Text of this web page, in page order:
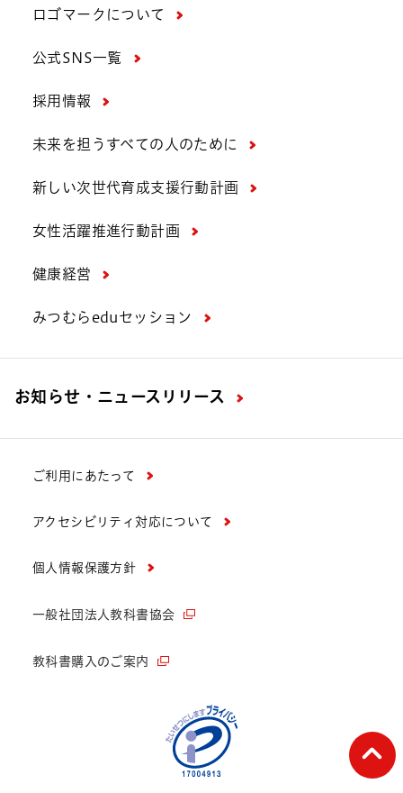
ロゴマークについて
公式SNS一覧
採用情報
未来を担うすべての人のために
新しい次世代育成支援行動計画
女性活躍推進行動計画
健康経営
みつむらeduセッション
お知らせ・ニュースリリース
ご利用にあたって
アクセシビリティ対応について
個人情報保護方針
一般社団法人教科書協会
教科書購入のご案内
ペ